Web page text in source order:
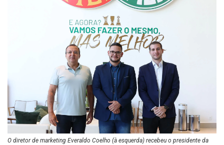
O diretor de marketing Everaldo Coelho (à esquerda) recebeu o presidente da